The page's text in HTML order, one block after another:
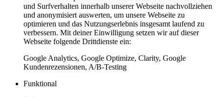
und Surfverhalten innerhalb unserer Webseite nachvollziehen
und anonymisiert auswerten, um unsere Webseite zu
optimieren und das Nutzungserlebnis insgesamt laufend zu
verbessern. Mit deiner Einwilligung setzen wir auf dieser
Webseite folgende Drittdienste ein:
Google Analytics, Google Optimize, Clarity, Google
Kundenrezensionen, A/B-Testing
Funktional